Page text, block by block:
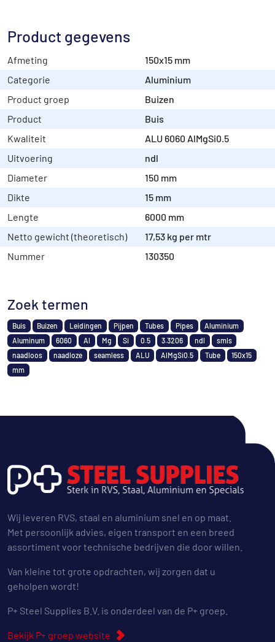
Product gegevens
Afmeting
150x15 mm
Categorie
Aluminium
Product groep
Buizen
Product
Buis
Kwaliteit
ALU 6060 AlMgSi0.5
Uitvoering
ndl
Diameter
150 mm
Dikte
15 mm
Lengte
6000 mm
Netto gewicht (theoretisch)
17,53 kg per mtr
Nummer
130350
Zoek termen
Buis Buizen Leidingen Pijpen Tubes Pipes
Aluminium
Aluminum
6060 Al Mg Si 0.5 3.3206 ndl
smls
naadloos
naadloze seamless ALU AlMgSi0.5 Tube
150x15
mm
Wij leveren RVS, staal en aluminium snel en op maat.
Met persoonlijk advies, eigen transport en een breed
assortiment voor technische bedrijven die door willen.
Van kleine tot grote opdrachten, wij zorgen dat u
geholpen wordt!
P+ Steel Supplies B.V. is onderdeel van de P+ groep.
Bekijk P+ groep website